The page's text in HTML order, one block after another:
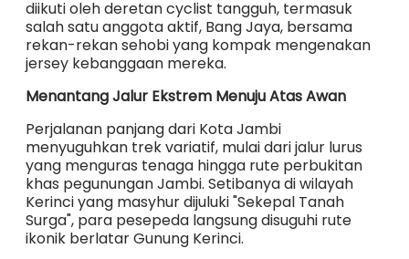
diikuti oleh deretan cyclist tangguh, termasuk
salah satu anggota aktif, Bang Jaya, bersama
rekan-rekan sehobi yang kompak mengenakan
jersey kebanggaan mereka.
Menantang Jalur Ekstrem Menuju Atas Awan
Perjalanan panjang dari Kota Jambi
menyuguhkan trek variatif, mulai dari jalur lurus
yang menguras tenaga hingga rute perbukitan
khas pegunungan Jambi. Setibanya di wilayah
Kerinci yang masyhur dijuluki "Sekepal Tanah
Surga", para pesepeda langsung disuguhi rute
ikonik berlatar Gunung Kerinci.